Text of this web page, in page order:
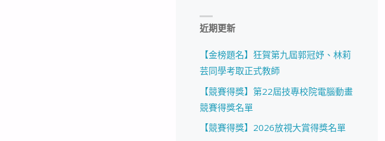
近期更新
【金榜題名】狂賀第九屆郭冠妤、林莉
芸同學考取正式教師
【競賽得獎】第22屆技專校院電腦動畫
競賽得獎名單
【競賽得獎】2026放視大賞得獎名單